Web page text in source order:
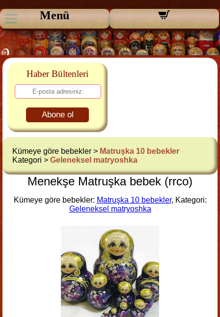
Menü
Haber Bültenleri
Abone ol
Kümeye göre bebekler > Matruşka 10 bebekler
Kategori > Geleneksel matryoshka
Menekşe Matruşka bebek (rrco)
Kümeye göre bebekler: Matruşka 10 bebekler, Kategori:
Geleneksel matryoshka